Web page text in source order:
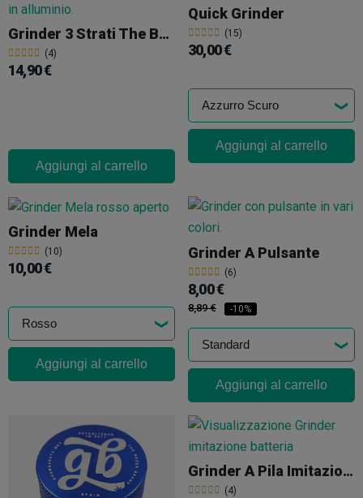
Grinder 3 Strati The Bulldog
(4)
14,90 €
Aggiungi al carrello
Quick Grinder
(15)
30,00 €
Aggiungi al carrello
Grinder Mela
(10)
10,00 €
Aggiungi al carrello
Grinder A Pulsante
(6)
8,00 €
8,89 € -10%
Aggiungi al carrello
Grinder A Pila Imitazione
(4)